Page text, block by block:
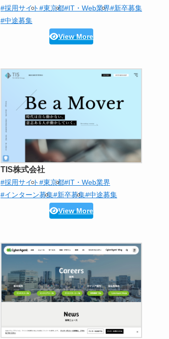
#採用サイト#東京都#IT・Web業界#新卒募集
#中途募集
View More
TIS株式会社
#採用サイト#東京都#IT・Web業界
#インターン募集#新卒募集#中途募集
View More